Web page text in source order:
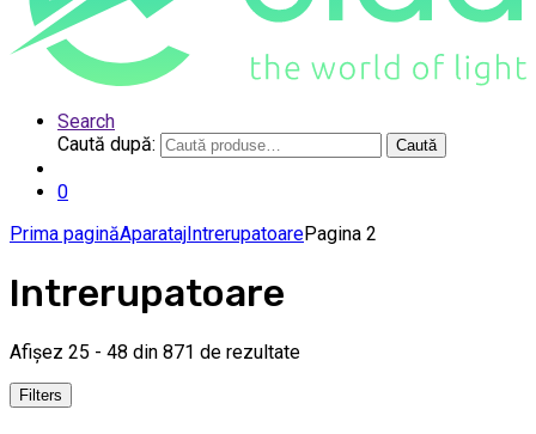
Search
Caută după:
Caută
0
Prima paginăAparatajIntrerupatoarePagina 2
Intrerupatoare
Afișez 25 - 48 din 871 de rezultate
Filters